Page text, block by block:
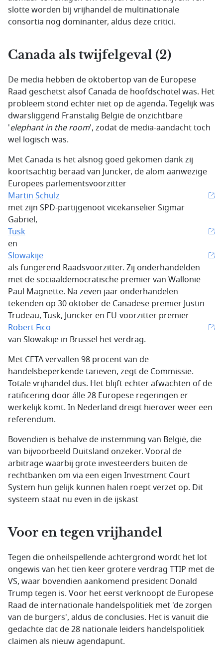
slotte worden bij vrijhandel de multinationale
consortia nog dominanter, aldus deze critici.
Canada als twijfelgeval (2)
De media hebben de oktobertop van de Europese
Raad geschetst alsof Canada de hoofdschotel was. Het
probleem stond echter niet op de agenda. Tegelijk was
dwarsliggend Franstalig België de onzichtbare
'elephant in the room', zodat de media-aandacht toch
wel logisch was.
Met Canada is het alsnog goed gekomen dank zij
koortsachtig beraad van Juncker, de alom aanwezige
Europees parlementsvoorzitter
Martin Schulz
met zijn SPD-partijgenoot vicekanselierSigmar
Gabriel,
Tusk
en
Slowakije
als fungerend Raadsvoorzitter. Zij onderhandelden
met de sociaaldemocratische premier van Wallonië
Paul Magnette. Na zeven jaar onderhandelen
tekenden op 30 oktober de Canadese premier Justin
Trudeau, Tusk, Juncker en EU-voorzitter premier
Robert Fico
van Slowakije in Brussel het verdrag.
Met CETA vervallen 98 procent van de
handelsbeperkende tarieven, zegt de Commissie.
Totale vrijhandel dus. Het blijft echter afwachten of de
ratificering door álle 28 Europese regeringen er
werkelijk komt. In Nederland dreigt hierover weer een
referendum.
Bovendien is behalve de instemming van België, die
van bijvoorbeeld Duitsland onzeker. Vooral de
arbitrage waarbij grote investeerders buiten de
rechtbanken om via een eigen Investment Court
System hun gelijk kunnen halen roept verzet op. Dit
systeem staat nu even in de ijskast
Voor en tegen vrijhandel
Tegen die onheilspellende achtergrond wordt het lot
ongewis van het tien keer grotere verdrag TTIP met de
VS, waar bovendien aankomend president Donald
Trump tegen is. Voor het eerst verknoopt de Europese
Raad de internationale handelspolitiek met 'de zorgen
van de burgers', aldus de conclusies. Het is vanuit die
gedachte dat de 28 nationale leiders handelspolitiek
claimen als nieuw agendapunt.